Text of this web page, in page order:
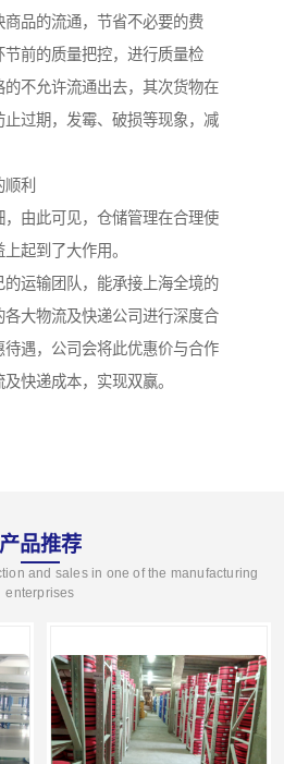
品的流通，节省不必要的费
前的质量把控，进行质量检
不允许流通出去，其次货物在
过期，发霉、破损等现象，减
利
由此可见，仓储管理在合理使
起到了大作用。
运输团队，能承接上海全境的
大物流及快递公司进行深度合
遇，公司会将此优惠价与合作
快递成本，实现双赢。
产品推荐
and sales in one of the manufacturing
enterprises